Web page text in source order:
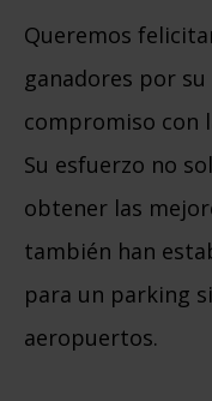
Queremos
ganadores por
compromiso con
Su esfuerzo no
obtener las
también han
para un parking
aeropuertos.